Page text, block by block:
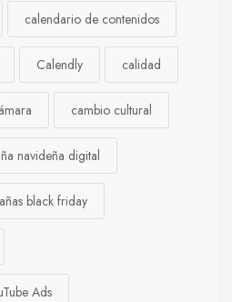
calendario de contenidos
Calendly calidad
cambio cultural
navideña digital
black friday
Ads